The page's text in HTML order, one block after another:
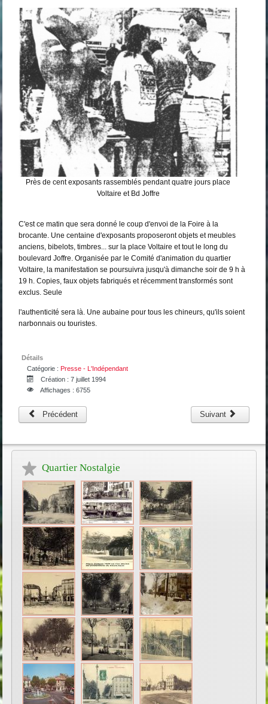
Près de cent exposants rassemblés pendant quatre jours place
Voltaire et Bd Joffre
C'est ce matin que sera donné le coup d'envoi de la Foire à la
brocante. Une centaine d'exposants proposeront objets et meubles
anciens, bibelots, timbres... sur la place Voltaire et tout le long du
boulevard Joffre. Organisée par le Comité d'animation du quartier
Voltaire, la manifestation se poursuivra jusqu'à dimanche soir de 9 h à
19 h. Copies, faux objets fabriqués et récemment transformés sont
exclus. Seule
l'authenticité sera là. Une aubaine pour tous les chineurs, qu'ils soient
narbonnais ou touristes.
Détails
Catégorie : Presse - L'Indépendant
Création : 7 juillet 1994
Affichages : 6755
Précédent Suivant
Quartier Nostalgie